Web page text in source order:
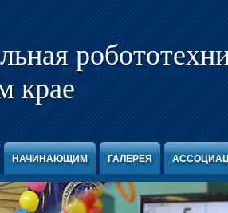
крае
НАЧИНАЮЩИМ ГАЛЕРЕЯ